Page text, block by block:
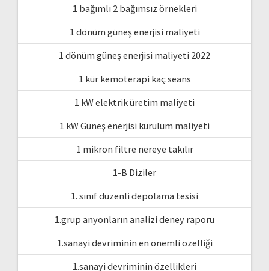
1 bağımlı 2 bağımsız örnekleri
1 dönüm güneş enerjisi maliyeti
1 dönüm güneş enerjisi maliyeti 2022
1 kür kemoterapi kaç seans
1 kW elektrik üretim maliyeti
1 kW Güneş enerjisi kurulum maliyeti
1 mikron filtre nereye takılır
1-B Diziler
1. sınıf düzenli depolama tesisi
1.grup anyonların analizi deney raporu
1.sanayi devriminin en önemli özelliği
1.sanayi devriminin özellikleri